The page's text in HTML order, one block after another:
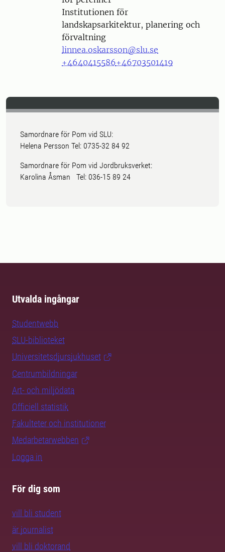
Institutionen för
landskapsarkitektur, planering och
förvaltning
linnea.oskarsson@slu.se
+4640415586+46703501419
Samordnare för Pom vid SLU:
Helena Persson Tel: 0735-32 84 92
Samordnare för Pom vid Jordbruksverket:
Karolina Åsman Tel: 036-15 89 24
Utvalda ingångar
Studentwebb
SLU-biblioteket
Universitetsdjursjukhuset
Centrumbildningar
Art- och miljödata
Officiell statistik
Fakulteter och institutioner
Medarbetarwebben
Logga in
För dig som
vill bli student
är journalist
vill bli doktorand